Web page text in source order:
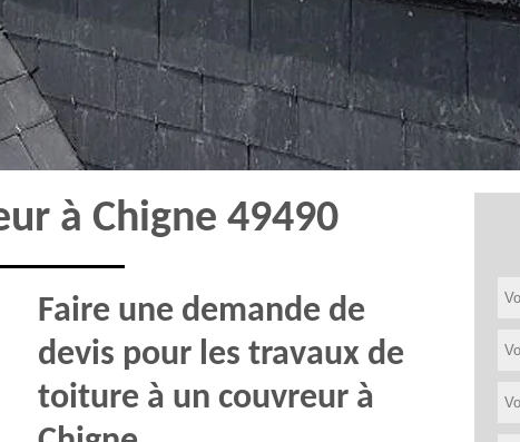
à Chigne 49490
Faire une demande de
devis pour les travaux de
toiture à un couvreur à